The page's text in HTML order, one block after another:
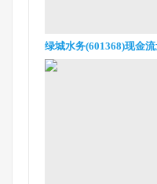
绿城水务(601368)现金